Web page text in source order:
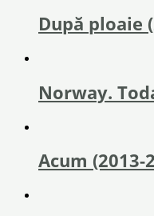
După ploaie
Norway.
Acum (2013-